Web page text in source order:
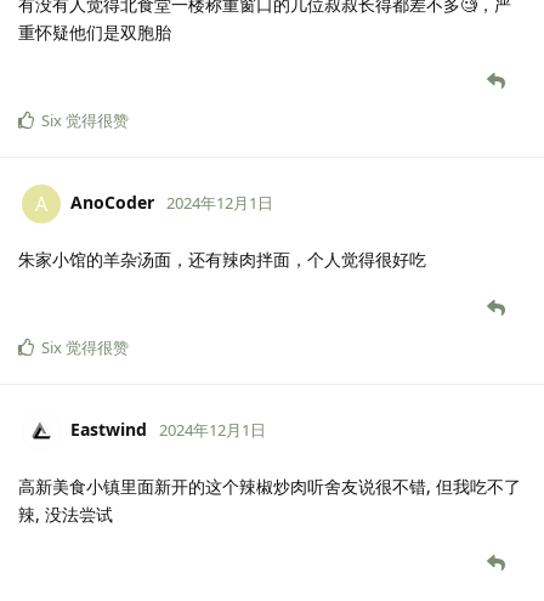
重怀疑他们是双胞胎
Six觉得很赞
A AnoCoder 2024年12月1日
朱家小馆的羊杂汤面，还有辣肉拌面，个人觉得很好吃
Six觉得很赞
Eastwind 2024年12月1日
高新美食小镇里面新开的这个辣椒炒肉听舍友说很不错, 但我吃不了
辣, 没法尝试